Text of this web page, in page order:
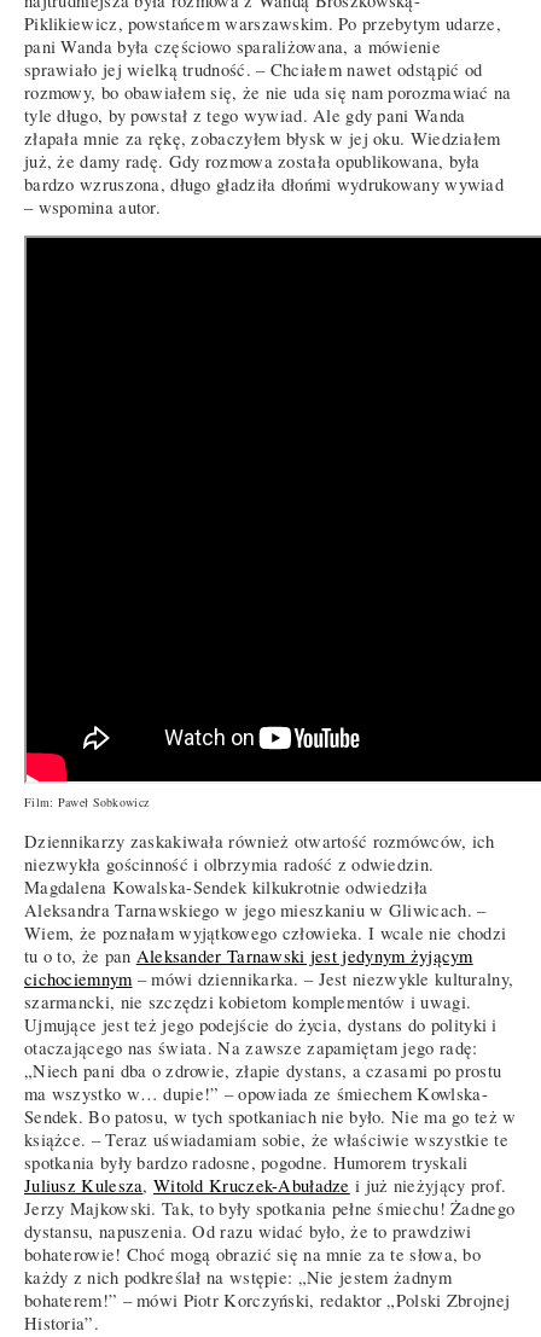
Piklikiewicz, powstańcem warszawskim. Po przebytym udarze,
pani Wanda była częściowo sparaliżowana, a mówienie
sprawiało jej wielką trudność. – Chciałem nawet odstąpić od
rozmowy, bo obawiałem się, że nie uda się nam porozmawiać na
tyle długo, by powstał z tego wywiad. Ale gdy pani Wanda
złapała mnie za rękę, zobaczyłem błysk w jej oku. Wiedziałem
już, że damy radę. Gdy rozmowa została opublikowana, była
bardzo wzruszona, długo gładziła dłońmi wydrukowany wywiad
– wspomina autor.
Film: Paweł Sobkowicz
Dziennikarzy zaskakiwała również otwartość rozmówców, ich
niezwykła gościnność i olbrzymia radość z odwiedzin.
Magdalena Kowalska-Sendek kilkukrotnie odwiedziła
Aleksandra Tarnawskiego w jego mieszkaniu w Gliwicach. –
Wiem, że poznałam wyjątkowego człowieka. I wcale nie chodzi
tu o to, że pan Aleksander Tarnawski jest jedynym żyjącym
cichociemnym – mówi dziennikarka. – Jest niezwykle kulturalny,
szarmancki, nie szczędzi kobietom komplementów i uwagi.
Ujmujące jest też jego podejście do życia, dystans do polityki i
otaczającego nas świata. Na zawsze zapamiętam jego radę:
„Niech pani dba o zdrowie, złapie dystans, a czasami po prostu
ma wszystko w… dupie!” – opowiada ze śmiechem Kowlska-
Sendek. Bo patosu, w tych spotkaniach nie było. Nie ma go też w
książce. – Teraz uświadamiam sobie, że właściwie wszystkie te
spotkania były bardzo radosne, pogodne. Humorem tryskali
Juliusz Kulesza, Witold Kruczek-Abuładze i już nieżyjący prof.
Jerzy Majkowski. Tak, to były spotkania pełne śmiechu! Żadnego
dystansu, napuszenia. Od razu widać było, że to prawdziwi
bohaterowie! Choć mogą obrazić się na mnie za te słowa, bo
każdy z nich podkreślał na wstępie: „Nie jestem żadnym
bohaterem!” – mówi Piotr Korczyński, redaktor „Polski Zbrojnej
Historia”.